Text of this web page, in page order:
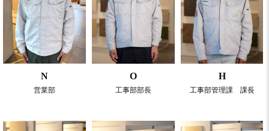
N
営業部
O
工事部部長
H
工事部管理課 課長